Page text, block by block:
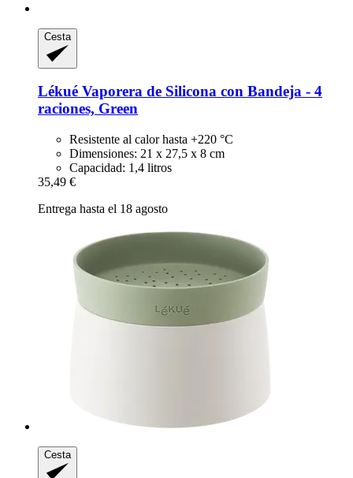
Cesta
Lékué Vaporera de Silicona con Bandeja -​ 4
raciones, Green
Resistente al calor hasta +220 °C
Dimensiones: 21 x 27,5 x 8 cm
Capacidad: 1,4 litros
35,49 €
Entrega hasta el 18 agosto
Cesta